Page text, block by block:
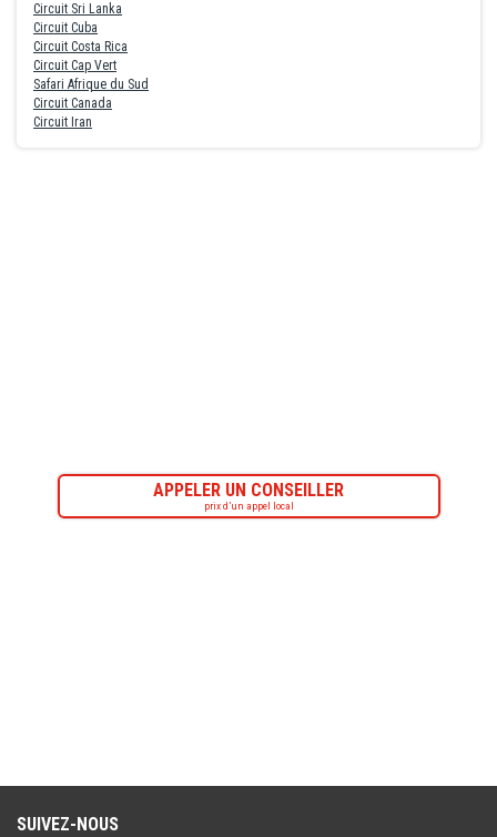
Circuit Sri Lanka
Circuit Cuba
Circuit Costa Rica
Circuit Cap Vert
Safari Afrique du Sud
Circuit Canada
Circuit Iran
APPELER UN CONSEILLER
prix d’un appel local
SUIVEZ-NOUS